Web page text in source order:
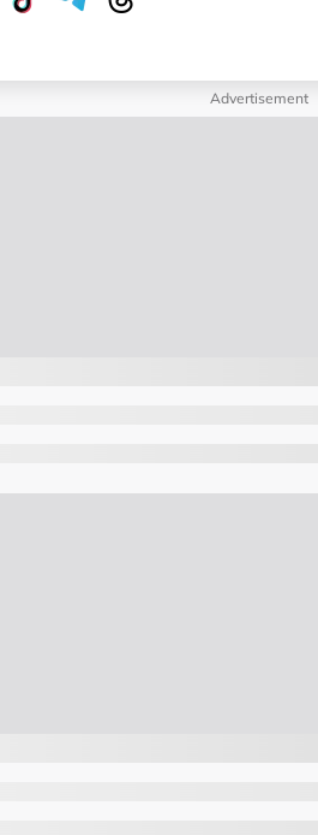
Advertisement